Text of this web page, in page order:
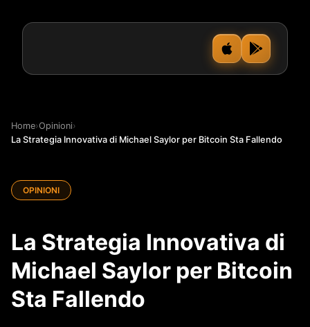
Home›Opinioni›
La Strategia Innovativa di Michael Saylor per Bitcoin Sta Fallendo
OPINIONI
La Strategia Innovativa di
Michael Saylor per Bitcoin
Sta Fallendo